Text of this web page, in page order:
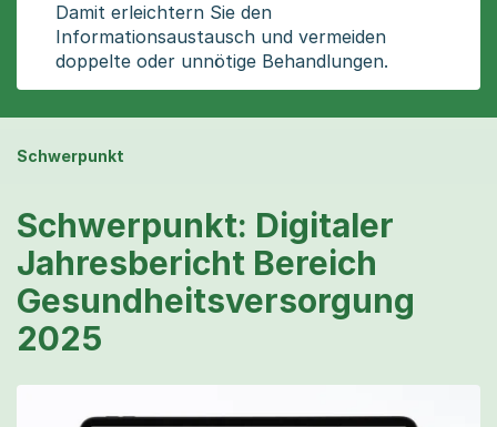
Damit erleichtern Sie den
Informationsaustausch und vermeiden
doppelte oder unnötige Behandlungen.
Schwerpunkt
Schwerpunkt: Digitaler
Jahresbericht Bereich
Gesundheitsversorgung
2025